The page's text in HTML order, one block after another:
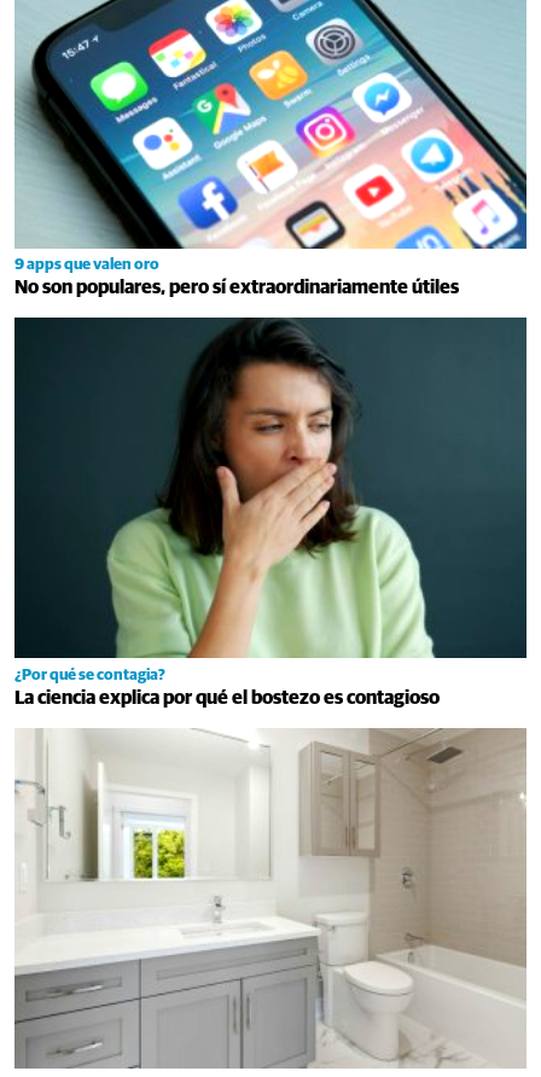
9 apps que valen oro
No son populares, pero sí extraordinariamente útiles
¿Por qué se contagia?
La ciencia explica por qué el bostezo es contagioso